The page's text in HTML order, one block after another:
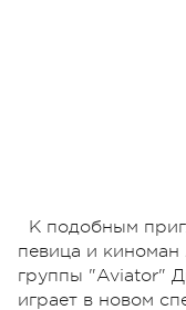
К подобным
певица и киноман
группы "Aviator"
играет в новом